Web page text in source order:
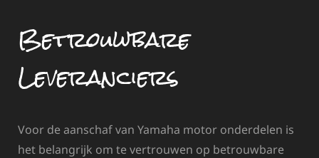
Betrouwbare
Leveranciers
Voor de aanschaf van Yamaha motor onderdelen is
het belangrijk om te vertrouwen op betrouwbare